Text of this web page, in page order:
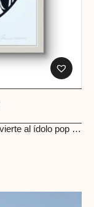
y cultura